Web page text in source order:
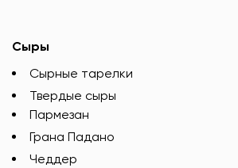
Сыры
Сырные тарелки
Твердые сыры
Пармезан
Грана Падано
Чеддер